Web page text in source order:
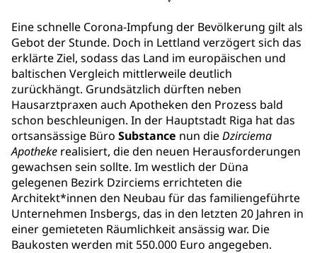
Eine schnelle Corona-Impfung der Bevölkerung gilt als
Gebot der Stunde. Doch in Lettland verzögert sich das
erklärte Ziel, sodass das Land im europäischen und
baltischen Vergleich mittlerweile deutlich
zurückhängt. Grundsätzlich dürften neben
Hausarztpraxen auch Apotheken den Prozess bald
schon beschleunigen. In der Hauptstadt Riga hat das
ortsansässige Büro Substance nun dieDzirciema
Apotheke realisiert, die den neuen Herausforderungen
gewachsen sein sollte. Im westlich der Düna
gelegenen Bezirk Dzirciems errichteten die
Architekt*innen den Neubau für das familiengeführte
Unternehmen Insbergs, das in den letzten 20 Jahren in
einer gemieteten Räumlichkeit ansässig war. Die
Baukosten werden mit 550.000 Euro angegeben.